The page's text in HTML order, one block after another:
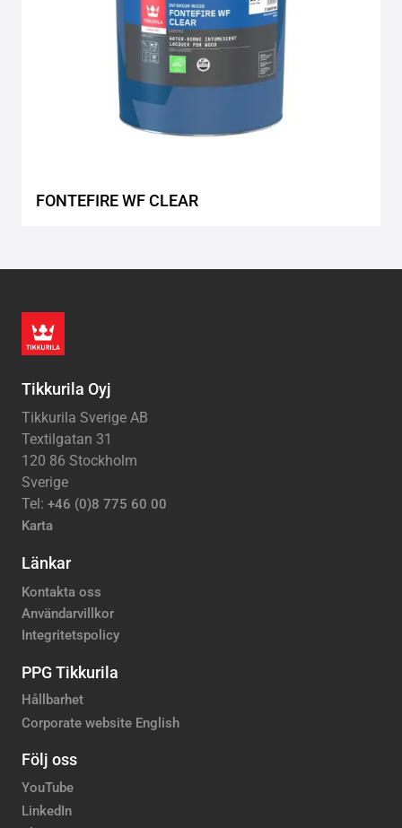
FONTEFIRE WF CLEAR
Tikkurila Oyj
Tikkurila Sverige AB
Textilgatan 31
120 86 Stockholm
Sverige
Tel: +46 (0)8 775 60 00
Karta
Länkar
Kontakta oss
Användarvillkor
Integritetspolicy
PPG Tikkurila
Hållbarhet
Corporate website English
Följ oss
YouTube
LinkedIn